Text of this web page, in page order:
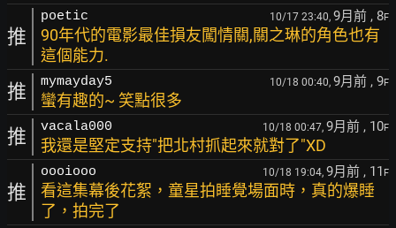
推
poetic 10/17 23:40, 9月前 , 8F
90年代的電影最佳損友闖情關,關之琳的角色也有
這個能力.
推 mymayday5 10/18 00:40, 9月前 , 9F
蠻有趣的~ 笑點很多
推 vacala000 10/18 00:47, 9月前 , 10F
我還是堅定支持"把北村抓起來就對了"XD
推
oooiooo 10/18 19:04, 9月前 , 11 F
看這集幕後花絮，童星拍睡覺場面時，真的爆睡
了，拍完了